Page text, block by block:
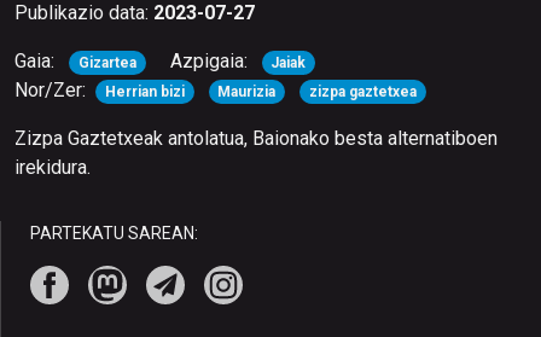
Publikazio data: 2023-07-27
Gaia: Gizartea Azpigaia: Jaiak
Nor/Zer: Herrian bizi Maurizia zizpa gaztetxea
Zizpa Gaztetxeak antolatua, Baionako besta alternatiboen
irekidura.
PARTEKATU SAREAN: